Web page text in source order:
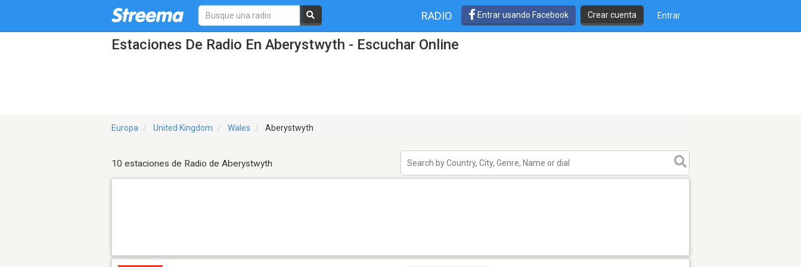
RADIO Entrar usando Facebook Crear cuenta Entrar
Estaciones De Radio En Aberystwyth - Escuchar Online
Europa United Kingdom Wales Aberystwyth
10 estaciones de Radio de Aberystwyth